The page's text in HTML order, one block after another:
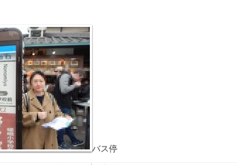
バス停